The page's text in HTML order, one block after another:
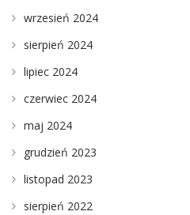
wrzesień 2024
sierpień 2024
lipiec 2024
czerwiec 2024
maj 2024
grudzień 2023
listopad 2023
sierpień 2022